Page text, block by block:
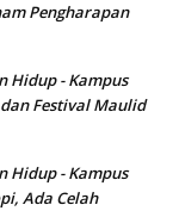
Pengharapan
Hidup - Kampus
Festival Maulid
Hidup - Kampus
Ada Celah